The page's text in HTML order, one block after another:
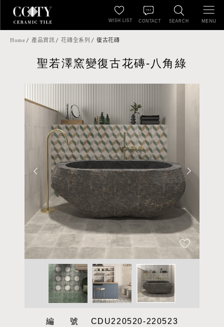
SEARCH
WISH LIST CONTACT MENU
Home 產品資訊 花磚全系列 復古花磚
聖若澤窯變復古花磚-八角綠
編號CDU220520-220523